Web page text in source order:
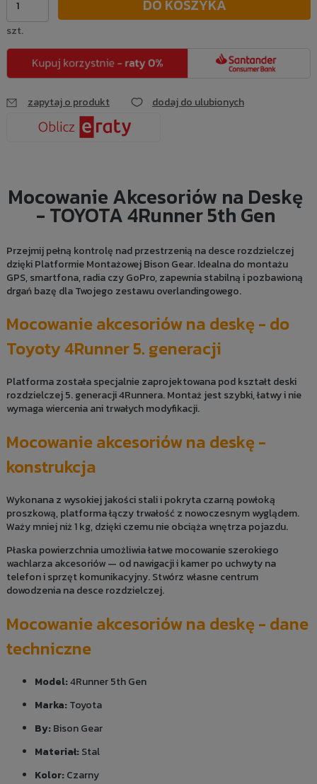
szt.
DO KOSZYKA
zapytaj o produkt dodaj do ulubionych
Mocowanie Akcesoriów na Deskę
- TOYOTA 4Runner 5th Gen
Przejmij pełną kontrolę nad przestrzenią na desce rozdzielczej
dzięki Platformie Montażowej Bison Gear. Idealna do montażu
GPS, smartfona, radia czy GoPro, zapewnia stabilną i pozbawioną
drgań bazę dla Twojego zestawu overlandingowego.
Mocowanie akcesoriów na deskę - do
Toyoty 4Runner 5. generacji
Platforma została specjalnie zaprojektowana pod kształt deski
rozdzielczej 5. generacji 4Runnera. Montaż jest szybki, łatwy i nie
wymaga wiercenia ani trwałych modyfikacji.
Mocowanie akcesoriów na deskę -
konstrukcja
Wykonana z wysokiej jakości stali i pokryta czarną powłoką
proszkową, platforma łączy trwałość z nowoczesnym wyglądem.
Waży mniej niż 1 kg, dzięki czemu nie obciąża wnętrza pojazdu.
Płaska powierzchnia umożliwia łatwe mocowanie szerokiego
wachlarza akcesoriów — od nawigacji i kamer po uchwyty na
telefon i sprzęt komunikacyjny. Stwórz własne centrum
dowodzenia na desce rozdzielczej.
Mocowanie akcesoriów na deskę - dane
techniczne
Model:4Runner 5th Gen
Marka:Toyota
By:Bison Gear
Materiał:Stal
Kolor:Czarny